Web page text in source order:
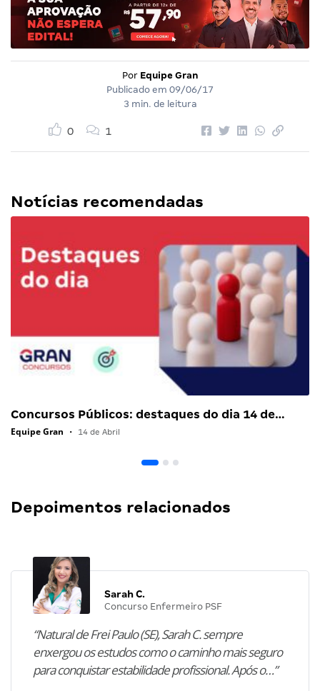
Por Equipe Gran
Publicado em 09/06/17
3 min. de leitura
0 1
Notícias recomendadas
Concursos Públicos: destaques do dia 14 de…
Equipe Gran • 14 de Abril
Depoimentos relacionados
Sarah C.
Concurso Enfermeiro PSF
“Natural de Frei Paulo (SE), Sarah C. sempre
enxergou os estudos como o caminho mais seguro
para conquistar estabilidade profissional. Após o…”